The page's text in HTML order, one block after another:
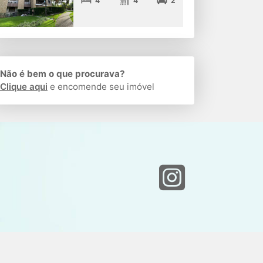
Não é bem o que procurava?
Clique aqui e encomende seu imóvel